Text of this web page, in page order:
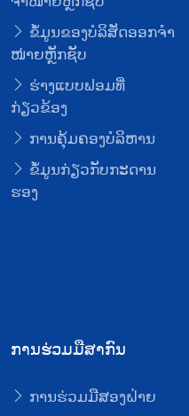
ຂໍ້ມູນຂອງບໍລິສັດອອກຈໍາ
ໜ່າຍຫຼັກຊັບ
ຮ່າງແບບຟອມທີ່
ກ່ຽວຂ້ອງ
ການຄຸ້ມຄອງບໍລິຫານ
ຂໍ້ມູນກ່ຽວກັບກະດານ
ຮອງ
ການຮ່ວມມືສາກົນ
ການຮ່ວມມືສອງຝ່າຍ